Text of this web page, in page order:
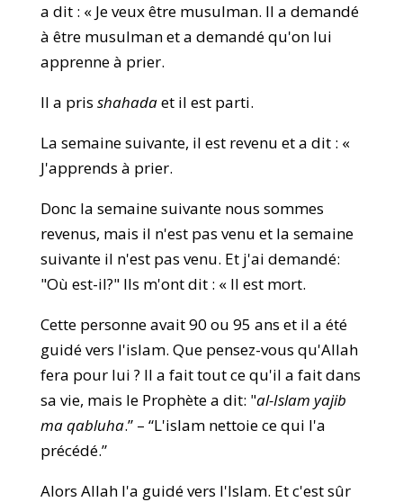
a dit : « Je veux être musulman. Il a demandé
à être musulman et a demandé qu'on lui
apprenne à prier.
Il a pris shahadaet il est parti.
La semaine suivante, il est revenu et a dit : «
J'apprends à prier.
Donc la semaine suivante nous sommes
revenus, mais il n'est pas venu et la semaine
suivante il n'est pas venu. Et j'ai demandé:
"Où est-il?" Ils m'ont dit : « Il est mort.
Cette personne avait 90 ou 95 ans et il a été
guidé vers l'islam. Que pensez-vous qu'Allah
fera pour lui ? Il a fait tout ce qu'il a fait dans
sa vie, mais le Prophète a dit: "al-Islam yajib
ma qabluha.” – “L'islam nettoie ce qui l'a
précédé.”
Alors Allah l'a guidé vers l'Islam. Et c'est sûr